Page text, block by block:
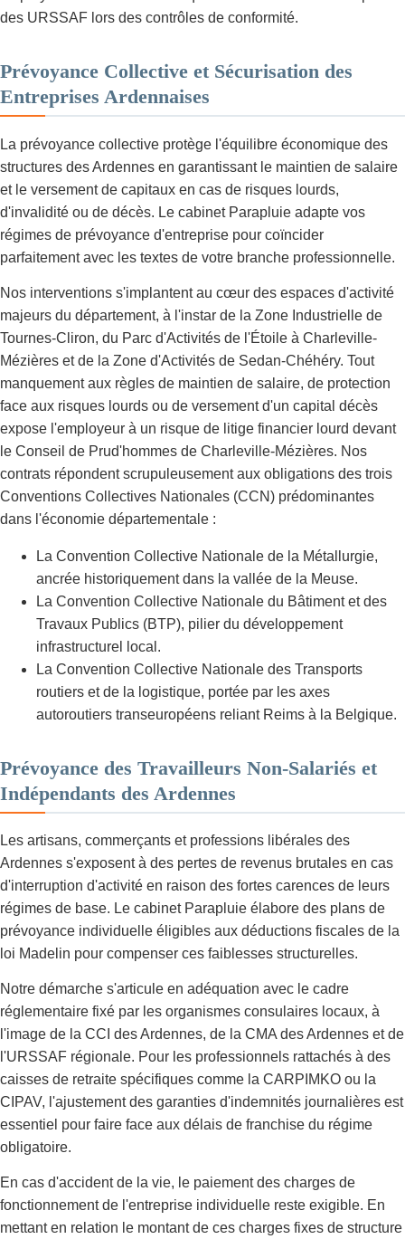
des URSSAF lors des contrôles de conformité.
Prévoyance Collective et Sécurisation des
Entreprises Ardennaises
La prévoyance collective protège l'équilibre économique des
structures des Ardennes en garantissant le maintien de salaire
et le versement de capitaux en cas de risques lourds,
d'invalidité ou de décès. Le cabinet Parapluie adapte vos
régimes de prévoyance d'entreprise pour coïncider
parfaitement avec les textes de votre branche professionnelle.
Nos interventions s'implantent au cœur des espaces d'activité
majeurs du département, à l'instar de la Zone Industrielle de
Tournes-Cliron, du Parc d'Activités de l'Étoile à Charleville-
Mézières et de la Zone d'Activités de Sedan-Chéhéry. Tout
manquement aux règles de maintien de salaire, de protection
face aux risques lourds ou de versement d'un capital décès
expose l'employeur à un risque de litige financier lourd devant
le Conseil de Prud'hommes de Charleville-Mézières. Nos
contrats répondent scrupuleusement aux obligations des trois
Conventions Collectives Nationales (CCN) prédominantes
dans l'économie départementale :
La Convention Collective Nationale de la Métallurgie,
ancrée historiquement dans la vallée de la Meuse.
La Convention Collective Nationale du Bâtiment et des
Travaux Publics (BTP), pilier du développement
infrastructurel local.
La Convention Collective Nationale des Transports
routiers et de la logistique, portée par les axes
autoroutiers transeuropéens reliant Reims à la Belgique.
Prévoyance des Travailleurs Non-Salariés et
Indépendants des Ardennes
Les artisans, commerçants et professions libérales des
Ardennes s'exposent à des pertes de revenus brutales en cas
d'interruption d'activité en raison des fortes carences de leurs
régimes de base. Le cabinet Parapluie élabore des plans de
prévoyance individuelle éligibles aux déductions fiscales de la
loi Madelin pour compenser ces faiblesses structurelles.
Notre démarche s'articule en adéquation avec le cadre
réglementaire fixé par les organismes consulaires locaux, à
l'image de la CCI des Ardennes, de la CMA des Ardennes et de
l'URSSAF régionale. Pour les professionnels rattachés à des
caisses de retraite spécifiques comme la CARPIMKO ou la
CIPAV, l'ajustement des garanties d'indemnités journalières est
essentiel pour faire face aux délais de franchise du régime
obligatoire.
En cas d'accident de la vie, le paiement des charges de
fonctionnement de l'entreprise individuelle reste exigible. En
mettant en relation le montant de ces charges fixes de structure